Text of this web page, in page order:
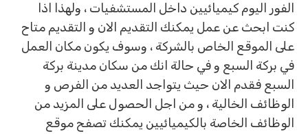
الفور اليوم كيميائيين داخل المستشفيات ، ولهذا اذا
كنت ابحث عن عمل يمكنك التقديم الان و التقديم متاح
على الموقع الخاص بالشركة ، وسوف يكون مكان العمل
في بركة السبع و في حالة انك من سكان مدينة بركة
السبع فقدم الان حيث يتواجد العديد من الفرص و
الوظائف الخالية ، و من اجل الحصول على المزيد من
الوظائف الخاصة بالكيميائيين يمكنك تصفح موقع